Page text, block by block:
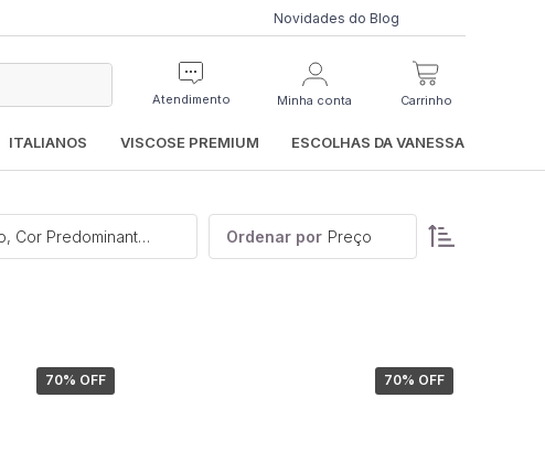
Novidades do Blog
Atendimento Minha conta Carrinho
ITALIANOS VISCOSE PREMIUM ESCOLHAS DA VANESSA
Categoria, Preço, Cor Predominante, Elasticidade Ordenar por Preço
70% OFF 70% OFF